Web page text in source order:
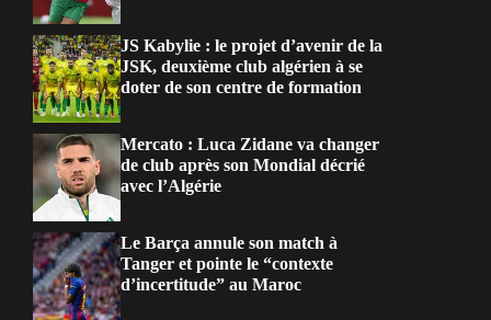
JS Kabylie : le projet d’avenir de la
JSK, deuxième club algérien à se
doter de son centre de formation
Mercato : Luca Zidane va changer
de club après son Mondial décrié
avec l’Algérie
Le Barça annule son match à
Tanger et pointe le “contexte
d’incertitude” au Maroc